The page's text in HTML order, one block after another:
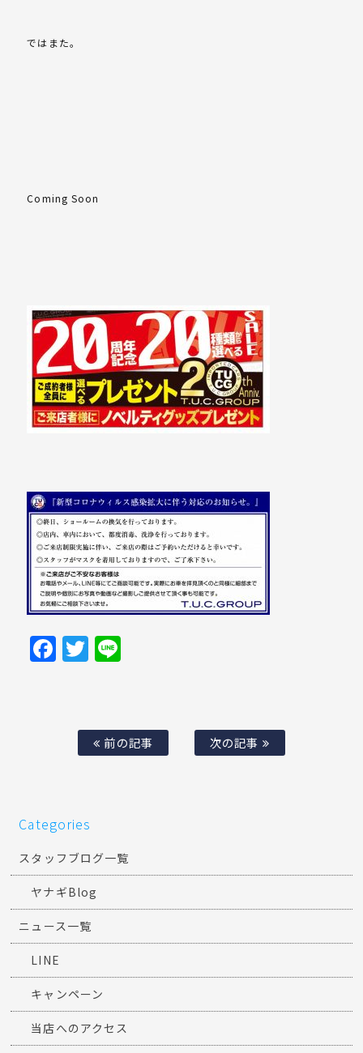
ではまた。
Coming Soon
Facebook
Twitter
前の記事 次の記事
Categories
スタッフブログ一覧
ヤナギBlog
ニュース一覧
LINE
キャンペーン
当店へのアクセス